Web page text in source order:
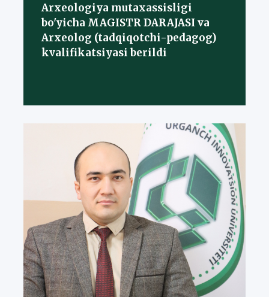
Arxeologiya mutaxassisligi
bo'yicha MAGISTR DARAJASI va
Arxeolog (tadqiqotchi-pedagog)
kvalifikatsiyasi berildi